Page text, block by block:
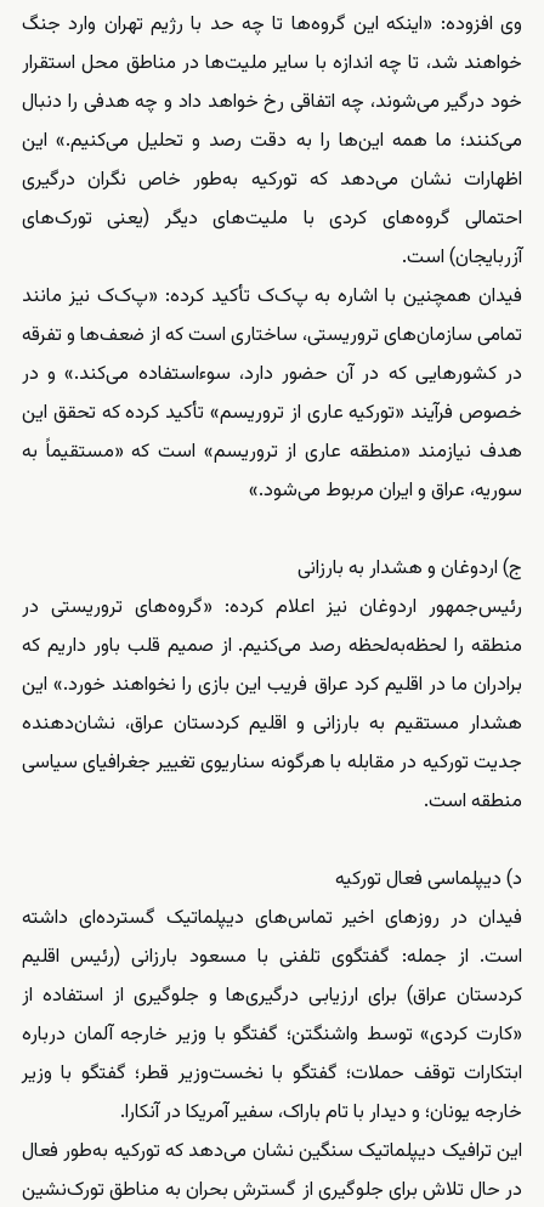
وی افزوده: «اینکه این گروه‌ها تا چه حد با رژیم تهران وارد جنگ
خواهند شد، تا چه اندازه با سایر ملیت‌ها در مناطق محل استقرار
خود درگیر می‌شوند، چه اتفاقی رخ خواهد داد و چه هدفی را دنبال
می‌کنند؛ ما همه این‌ها را به دقت رصد و تحلیل می‌کنیم.» این
اظهارات نشان می‌دهد که تورکیه به‌طور خاص نگران درگیری
احتمالی گروه‌های کردی با ملیت‌های دیگر (یعنی تورک‌های
آزربایجان) است.
فیدان همچنین با اشاره به پ‌ک‌ک تأکید کرده: «پ‌ک‌ک نیز مانند
تمامی سازمان‌های تروریستی، ساختاری است که از ضعف‌ها و تفرقه
در کشورهایی که در آن حضور دارد، سوءاستفاده می‌کند.» و در
خصوص فرآیند «تورکیه عاری از تروریسم» تأکید کرده که تحقق این
هدف نیازمند «منطقه عاری از تروریسم» است که «مستقیماً به
سوریه، عراق و ایران مربوط می‌شود.»
ج) اردوغان و هشدار به بارزانی
رئیس‌جمهور اردوغان نیز اعلام کرده: «گروه‌های تروریستی در
منطقه را لحظه‌به‌لحظه رصد می‌کنیم. از صمیم قلب باور داریم که
برادران ما در اقلیم کرد عراق فریب این بازی را نخواهند خورد.» این
هشدار مستقیم به بارزانی و اقلیم کردستان عراق، نشان‌دهنده
جدیت تورکیه در مقابله با هرگونه سناریوی تغییر جغرافیای سیاسی
منطقه است.
د) دیپلماسی فعال تورکیه
فیدان در روزهای اخیر تماس‌های دیپلماتیک گسترده‌ای داشته
است. از جمله: گفتگوی تلفنی با مسعود بارزانی (رئیس اقلیم
کردستان عراق) برای ارزیابی درگیری‌ها و جلوگیری از استفاده از
«کارت کردی» توسط واشنگتن؛ گفتگو با وزیر خارجه آلمان درباره
ابتکارات توقف حملات؛ گفتگو با نخست‌وزیر قطر؛ گفتگو با وزیر
خارجه یونان؛ و دیدار با تام باراک، سفیر آمریکا در آنکارا.
این ترافیک دیپلماتیک سنگین نشان می‌دهد که تورکیه به‌طور فعال
در حال تلاش برای جلوگیری از گسترش بحران به مناطق تورک‌نشین